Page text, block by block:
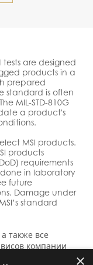
tests are designed
products in a
prepared
standard is often
MIL-STD-810G
a product's
MSI products.
products
requirements
done in laboratory
future
Damage under
standard
также все
компании
×